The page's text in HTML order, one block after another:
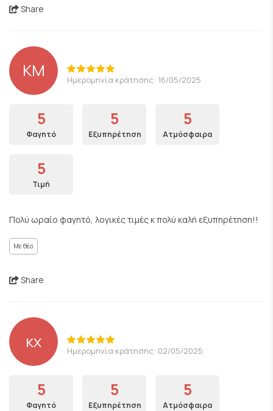
Share
KM Ημερομηνία κράτησης: 16/05/2025
5
Φαγητό
5
Εξυπηρέτηση
5
Ατμόσφαιρα
5
Τιμή
Πολύ ωραίο φαγητό, λογικές τιμές κ πολύ καλή εξυπηρέτηση!!
Με θέα
Share
κχ Ημερομηνία κράτησης: 02/05/2025
5
Φαγητό
5
Εξυπηρέτηση
5
Ατμόσφαιρα